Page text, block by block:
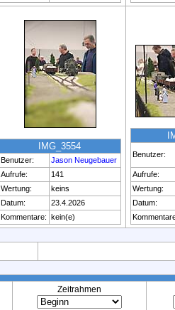
IMG_3554
Benutzer:
Jason Neugebauer
Aufrufe:
141
Wertung:
keins
Datum:
23.4.2026
Kommentare: kein(e)
Benutzer:
Aufrufe:
Wertung:
Datum:
Zeitrahmen